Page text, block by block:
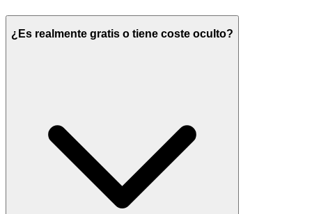
¿Es realmente gratis o tiene coste oculto?